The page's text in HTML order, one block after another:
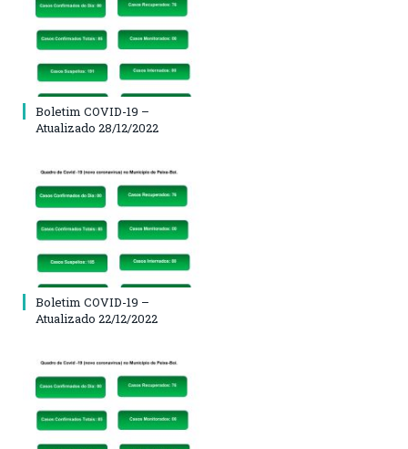
Boletim COVID-19 –
Atualizado 28/12/2022
Boletim COVID-19 –
Atualizado 22/12/2022